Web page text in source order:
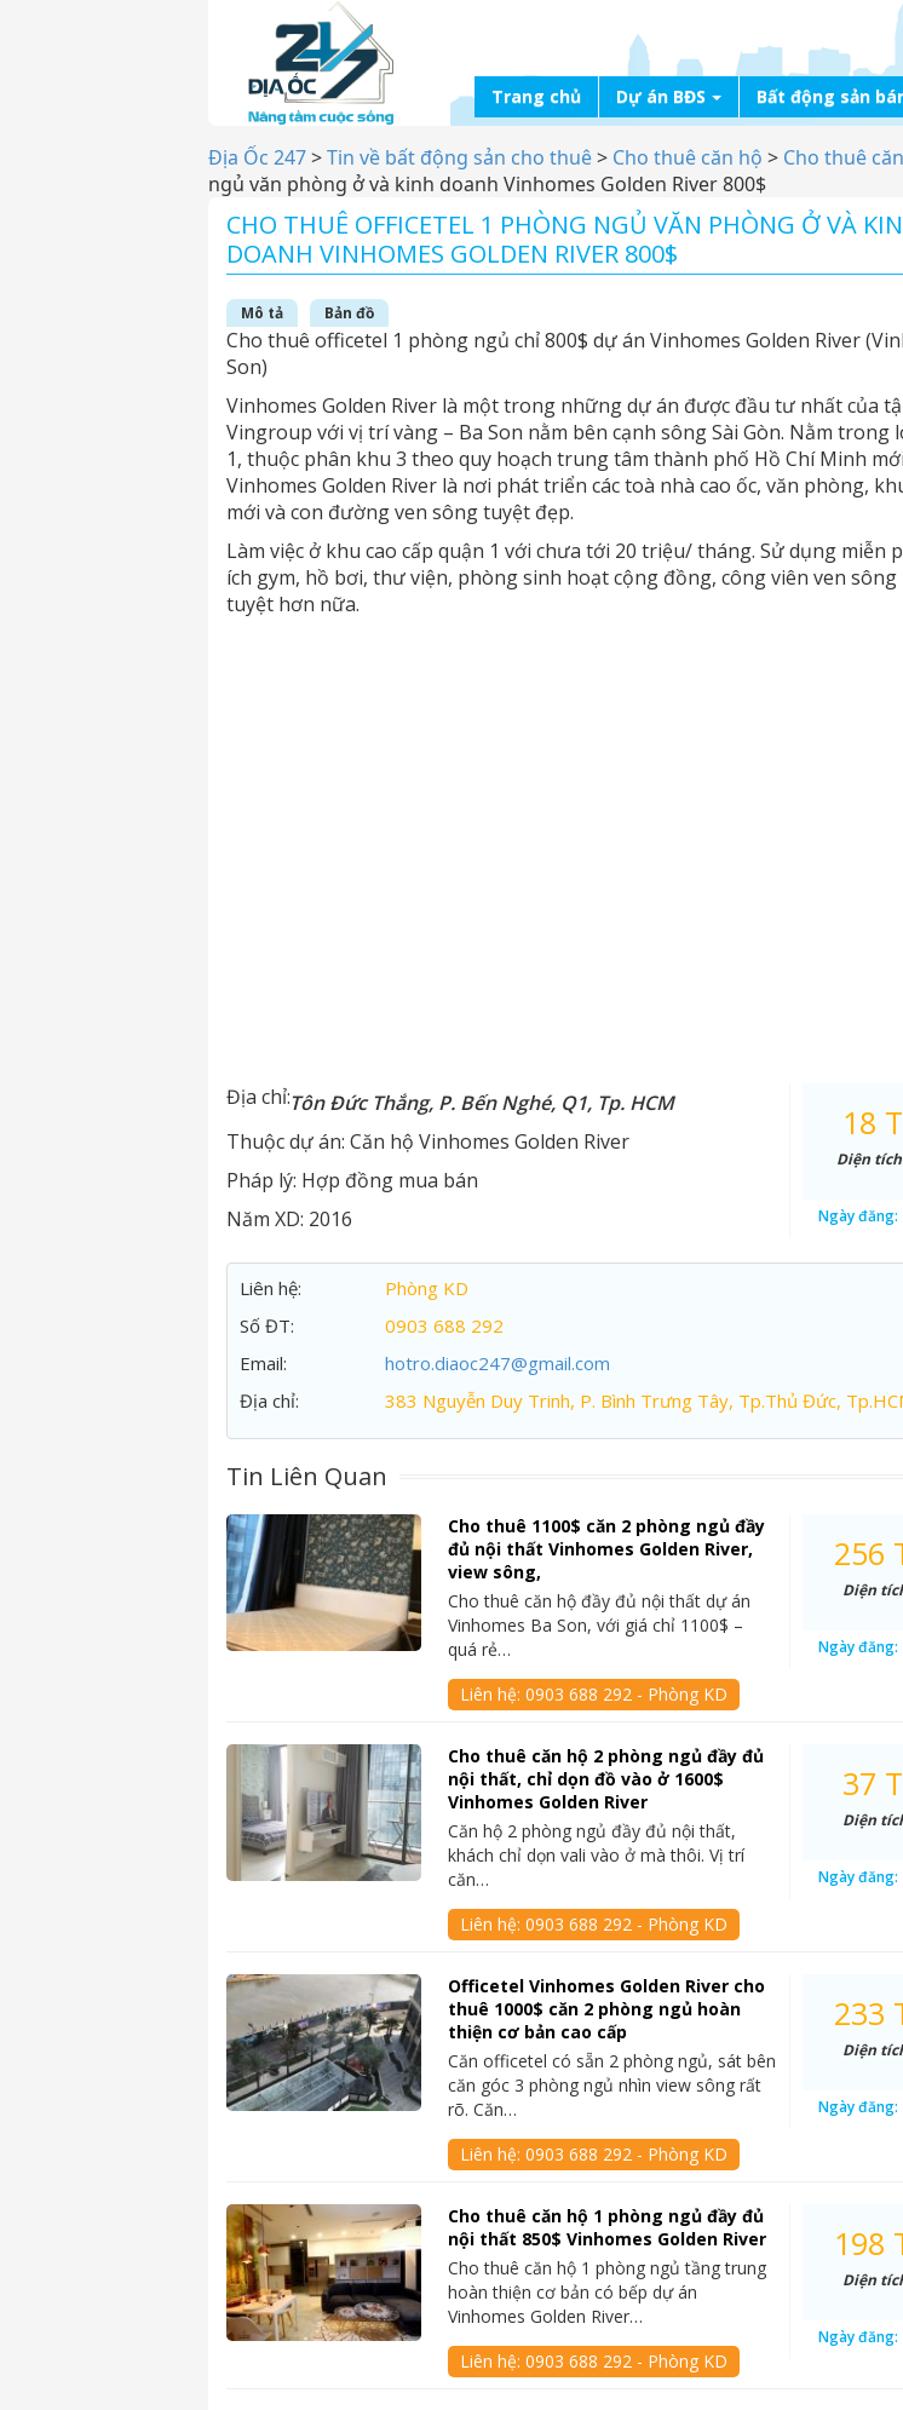
Trang chủ Dự án BĐS Bất động sản
Địa Ốc 247>Tin về bất động sản cho thuê> Cho thuê căn hộ > Cho thuê
ngủ văn phòng ở và kinh doanh Vinhomes Golden River 800$
CHO THUÊ OFFICETEL 1 PHÒNG NGỦ VĂN PHÒNG Ở VÀ
DOANH VINHOMES GOLDEN RIVER 800$
Mô tả Bản đồ
Cho thuê officetel 1 phòng ngủ chỉ 800$ dự án Vinhomes Golden River
Son)
Vinhomes Golden River là một trong những dự án được đầu tư nhất của
Vingroup với vị trí vàng – Ba Son nằm bên cạnh sông Sài Gòn. Nằm trong
1, thuộc phân khu 3 theo quy hoạch trung tâm thành phố Hồ Chí Minh
Vinhomes Golden River là nơi phát triển các toà nhà cao ốc, văn phòng,
mới và con đường ven sông tuyệt đẹp.
Làm việc ở khu cao cấp quận 1 với chưa tới 20 triệu/ tháng. Sử dụng miễn
ích gym, hồ bơi, thư viện, phòng sinh hoạt cộng đồng, công viên ven sông
tuyệt hơn nữa.
Địa chỉ:Tôn Đức Thắng, P. Bến Nghé, Q1, Tp. HCM
Thuộc dự án: Căn hộ Vinhomes Golden River
Pháp lý: Hợp đồng mua bán
Năm XD: 2016
18
Diện
Ngày đăng:
Liên hệ:
Phòng KD
Số ĐT:
0903 688 292
Email:
hotro.diaoc247@gmail.com
Địa chỉ:
383 Nguyễn Duy Trinh, P. Bình Trưng Tây, Tp.Thủ Đức,
Tin Liên Quan
Cho thuê 1100$ căn 2 phòng ngủ đầy
đủ nội thất Vinhomes Golden River,
view sông,
Cho thuê căn hộ đầy đủ nội thất dự án
Vinhomes Ba Son, với giá chỉ 1100$ –
quá rẻ…
Liên hệ:0903 688 292 - Phòng KD
256
Diện
Ngày đăng:
Cho thuê căn hộ 2 phòng ngủ đầy đủ
nội thất, chỉ dọn đồ vào ở 1600$
Vinhomes Golden River
Căn hộ 2 phòng ngủ đầy đủ nội thất,
khách chỉ dọn vali vào ở mà thôi. Vị trí
căn…
Liên hệ:0903 688 292 - Phòng KD
37
Diện
Ngày đăng:
Officetel Vinhomes Golden River cho
thuê 1000$ căn 2 phòng ngủ hoàn
thiện cơ bản cao cấp
Căn officetel có sẵn 2 phòng ngủ, sát bên
căn góc 3 phòng ngủ nhìn view sông rất
rõ. Căn…
Liên hệ:0903 688 292 - Phòng KD
233
Diện
Ngày đăng:
Cho thuê căn hộ 1 phòng ngủ đầy đủ
nội thất 850$ Vinhomes Golden River
Cho thuê căn hộ 1 phòng ngủ tầng trung
hoàn thiện cơ bản có bếp dự án
Vinhomes Golden River…
Liên hệ:0903 688 292 - Phòng KD
198
Diện
Ngày đăng: